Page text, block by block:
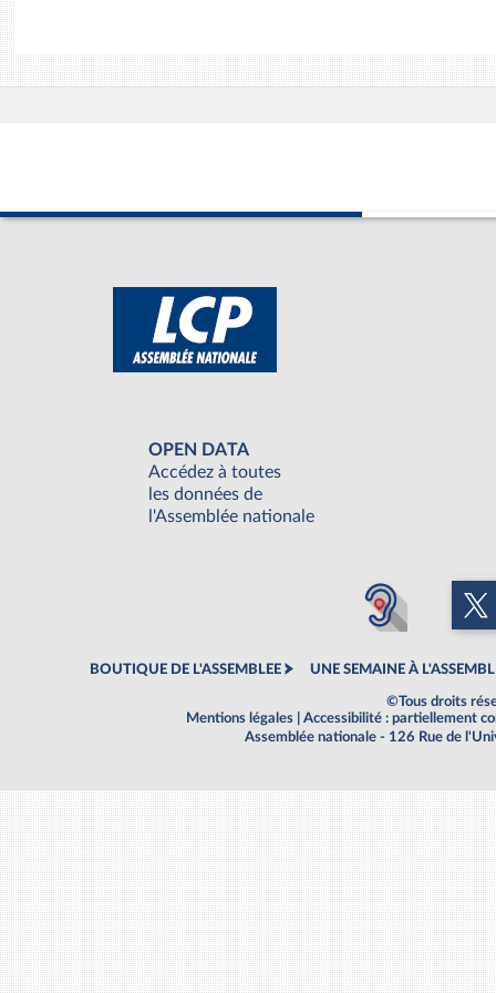
OPEN DATA
Accédez à toutes
les données de
l'Assemblée nationale
BOUTIQUE DE L'ASSEMBLEE UNE SEMAINE À
©Tous droits
Mentions légales
Accessibilité : partiellement
Assemblée nationale - 126 Rue de